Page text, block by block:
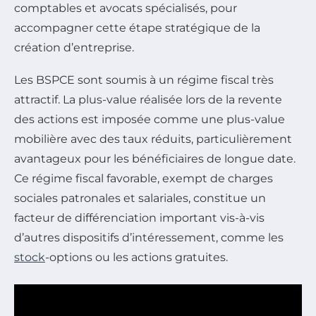
comptables et avocats spécialisés, pour
accompagner cette étape stratégique de la
création d’entreprise.
Les BSPCE sont soumis à un régime fiscal très
attractif. La plus-value réalisée lors de la revente
des actions est imposée comme une plus-value
mobilière avec des taux réduits, particulièrement
avantageux pour les bénéficiaires de longue date.
Ce régime fiscal favorable, exempt de charges
sociales patronales et salariales, constitue un
facteur de différenciation important vis-à-vis
d’autres dispositifs d’intéressement, comme les
stock-options ou les actions gratuites.